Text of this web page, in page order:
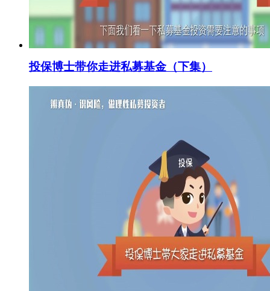
投保博士带你走进私募基金（下集）